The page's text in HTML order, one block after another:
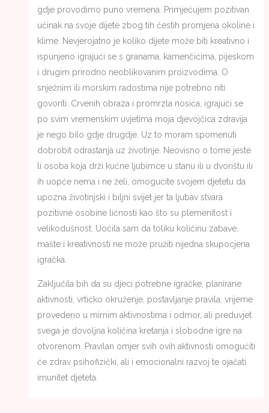
gdje provodimo puno vremena. Primjećujem pozitivan
učinak na svoje dijete zbog tih čestih promjena okoline i
klime. Nevjerojatno je koliko dijete može biti kreativno i
ispunjeno igrajući se s granama, kamenčićima, pijeskom
i drugim prirodno neoblikovanim proizvodima. O
snježnim ili morskim radostima nije potrebno niti
govoriti. Crvenih obraza i promrzla nosića, igrajući se
po svim vremenskim uvjetima moja djevojčica zdravija
je nego bilo gdje drugdje. Uz to moram spomenuti
dobrobit odrastanja uz životinje. Neovisno o tome jeste
li osoba koja drži kućne ljubimce u stanu ili u dvorištu ili
ih uopće nema i ne želi, omogućite svojem djetetu da
upozna životinjski i biljni svijet jer ta ljubav stvara
pozitivne osobine ličnosti kao što su plemenitost i
velikodušnost. Uočila sam da toliku količinu zabave,
mašte i kreativnosti ne može pružiti nijedna skupocjena
igračka.
Zaključila bih da su djeci potrebne igračke, planirane
aktivnosti, vrtićko okruženje, postavljanje pravila, vrijeme
provedeno u mirnim aktivnostima i odmor, ali preduvjet
svega je dovoljna količina kretanja i slobodne igre na
otvorenom. Pravilan omjer svih ovih aktivnosti omogućiti
će zdrav psihofizički, ali i emocionalni razvoj te ojačati
imunitet djeteta.